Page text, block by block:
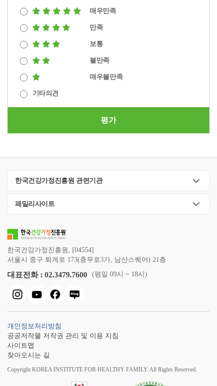
매우만족
만족
보통
불만족
매우불만족
기타의견
평가
한국건강가정진흥원 관련기관
패밀리사이트
한국건강가정진흥원, [04554]
서울시 중구 퇴계로 173(충무로3가, 남산스퀘어) 21층
대표전화 : 02.3479.7600 (평일 09시 ~ 18시)
개인정보처리방침
공공저작물 저작권 관리 및 이용 지침
사이트맵
찾아오시는 길
Copyright KOREA INSTITUTE FOR HEALTHY FAMILY. All Rights Reserved.